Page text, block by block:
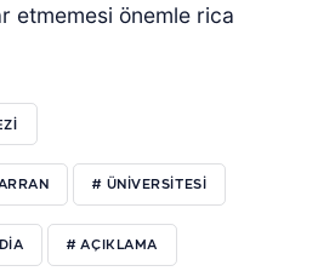
etmemesi önemle rica
# ÜNİVERSİTESİ
# AÇIKLAMA